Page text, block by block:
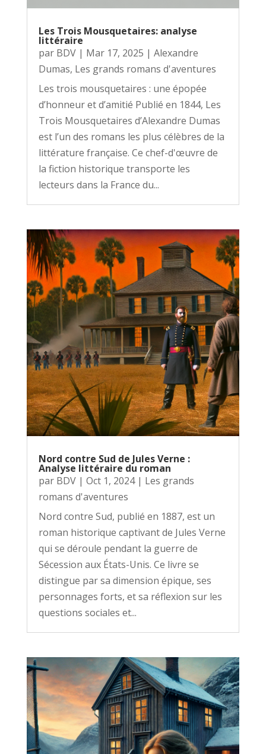
Les Trois Mousquetaires: analyse
littéraire
par BDV| Mar 17, 2025 | Alexandre
Dumas, Les grands romans d'aventures
Les trois mousquetaires : une épopée
d’honneur et d’amitié Publié en 1844, Les
Trois Mousquetaires d’Alexandre Dumas
est l’un des romans les plus célèbres de la
littérature française. Ce chef-d'œuvre de
la fiction historique transporte les
lecteurs dans la France du...
Nord contre Sud de Jules Verne :
Analyse littéraire du roman
par BDV| Oct 1, 2024| Les grands
romans d'aventures
Nord contre Sud, publié en 1887, est un
roman historique captivant de Jules Verne
qui se déroule pendant la guerre de
Sécession aux États-Unis. Ce livre se
distingue par sa dimension épique, ses
personnages forts, et sa réflexion sur les
questions sociales et...